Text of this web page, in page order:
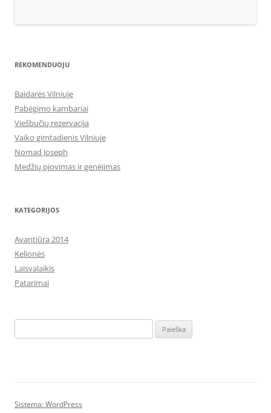
REKOMENDUOJU
Baidarės Vilniuje
Pabėgimo kambariai
Viešbučių rezervacija
Vaiko gimtadienis Vilniuje
Nomad Joseph
Medžių pjovimas ir genėjimas
KATEGORIJOS
Avantiūra 2014
Kelionės
Laisvalaikis
Patarimai
Sistema: WordPress